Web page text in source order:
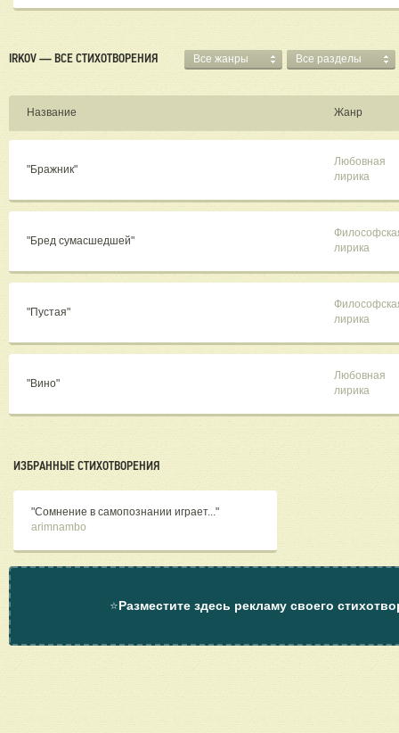
IRKOV — ВСЕ СТИХОТВОРЕНИЯ Все жанры Все разделы
Название Жанр
"Бражник"
Любовная
лирика
"Бред сумасшедшей"
лирика
"Пустая"
лирика
"Вино"
Любовная
лирика
ИЗБРАННЫЕ СТИХОТВОРЕНИЯ
"Сомнение в самопознании играет..."
arimnambo
⭐Разместите здесь рекламу своего